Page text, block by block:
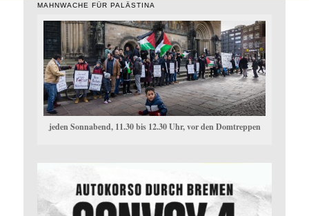
MAHNWACHE FÜR PALÄSTINA
jeden Sonnabend, 11.30 bis 12.30 Uhr, vor den Domtreppen